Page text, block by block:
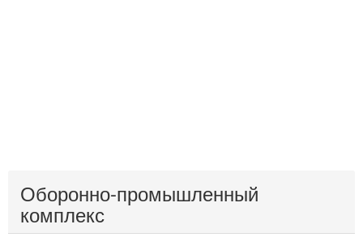
Оборонно-промышленный
комплекс